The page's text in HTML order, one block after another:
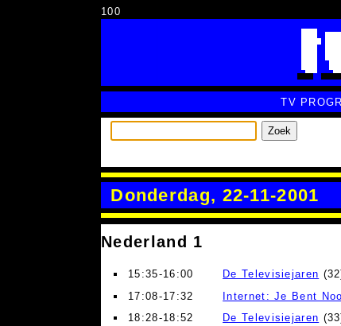
100
TV
Zoek
Donderdag, 22-11-2001
Nederland 1
15:35-16:00 De Televisiejaren
17:08-17:32
Internet: Je Bent
18:28-18:52
De Televisiejaren